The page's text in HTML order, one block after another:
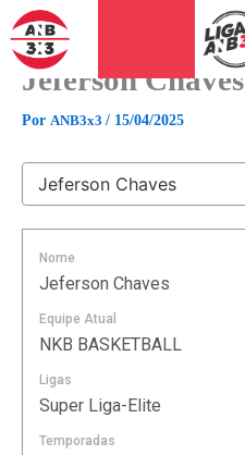
para
conteúdo
Jeferson Chaves
Por ANB3x3 / 15/04/2025
Nome
Jeferson Chaves
Equipe Atual
NKB BASKETBALL
Ligas
Super Liga-Elite
Temporadas